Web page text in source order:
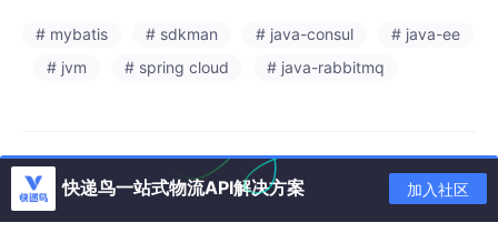
# mybatis # sdkman # java-consul
# java-ee
# jvm
# spring cloud # java-rabbitmq
快递鸟一站式物流API解决方案 加入社区